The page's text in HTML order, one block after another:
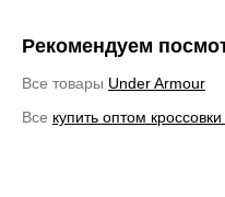
Рекомендуем
Все товары Under Armour
Все купить оптом